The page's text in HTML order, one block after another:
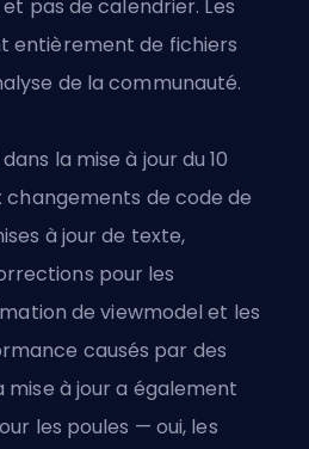
pas de calendrier. Les
entièrement de fichiers
de la communauté.
la mise à jour du 10
de code de
à jour de texte,
pour les
de viewmodel et les
causés par des
mise à jour a également
les poules — oui, les